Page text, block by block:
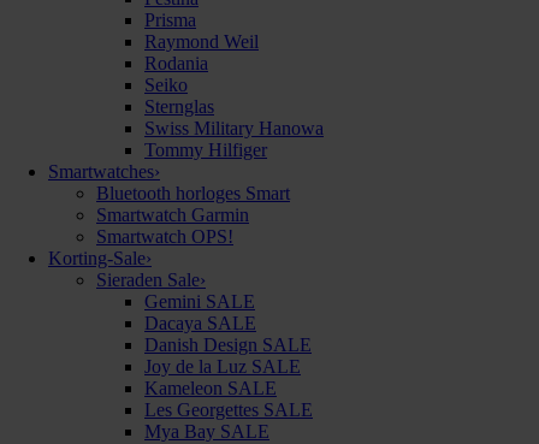
Prisma
Raymond Weil
Rodania
Seiko
Sternglas
Swiss Military Hanowa
Tommy Hilfiger
Smartwatches›
Bluetooth horloges Smart
Smartwatch Garmin
Smartwatch OPS!
Korting-Sale›
Sieraden Sale›
Gemini SALE
Dacaya SALE
Danish Design SALE
Joy de la Luz SALE
Kameleon SALE
Les Georgettes SALE
Mya Bay SALE